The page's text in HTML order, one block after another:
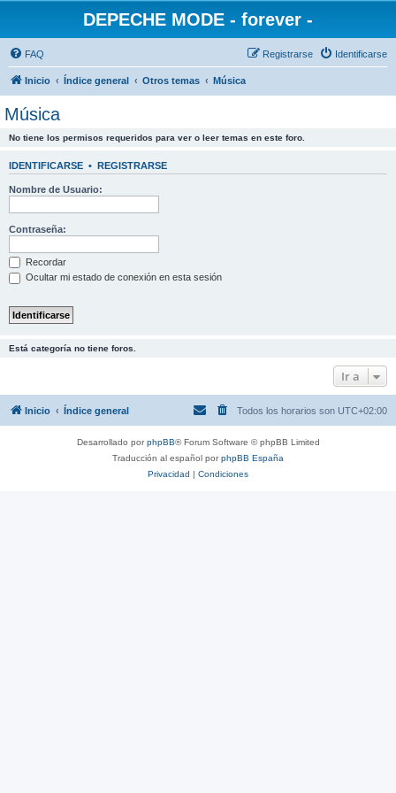
DEPECHE MODE - forever -
FAQ Identificarse
Registrarse
Inicio Índice general Otros temas Música
Música
No tiene los permisos requeridos para ver o leer temas en este foro.
IDENTIFICARSE • REGISTRARSE
Nombre de Usuario:
Contraseña:
Recordar
Ocultar mi estado de conexión en esta sesión
Está categoría no tiene foros.
Ir a
Inicio Índice general Todos los horarios son UTC+02:00
Desarrollado porphpBB® Forum Software © phpBB Limited
Traducción al español porphpBB España
Privacidad | Condiciones